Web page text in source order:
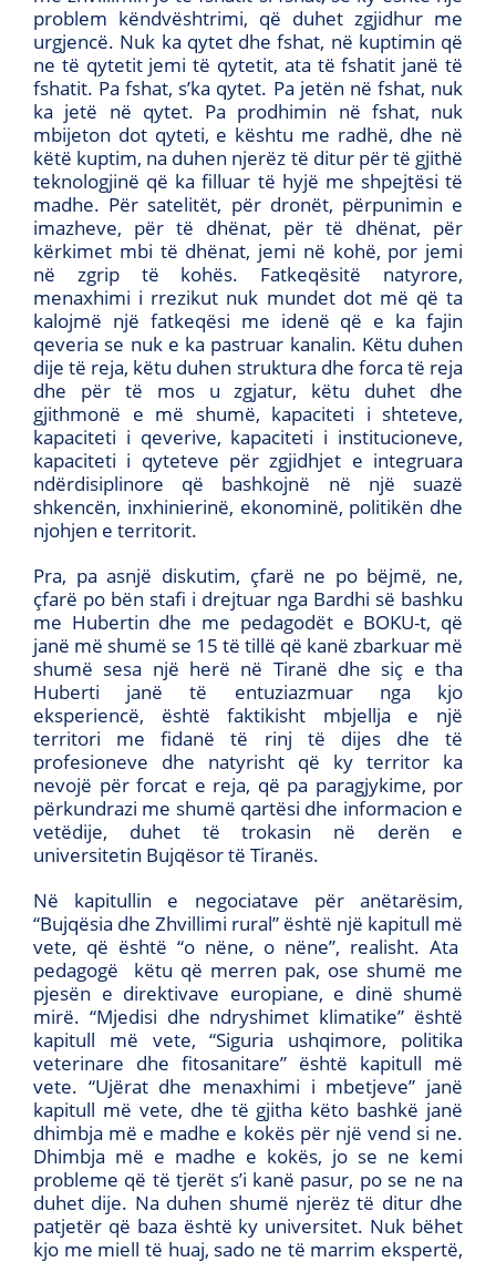
problem këndvështrimi, që duhet zgjidhur me
urgjencë. Nuk ka qytet dhe fshat, në kuptimin që
ne të qytetit jemi të qytetit, ata të fshatit janë të
fshatit. Pa fshat, s’ka qytet. Pa jetën në fshat, nuk
ka jetë në qytet. Pa prodhimin në fshat, nuk
mbijeton dot qyteti, e kështu me radhë, dhe në
këtë kuptim, na duhen njerëz të ditur për të gjithë
teknologjinë që ka filluar të hyjë me shpejtësi të
madhe. Për satelitët, për dronët, përpunimin e
imazheve, për të dhënat, për të dhënat, për
kërkimet mbi të dhënat, jemi në kohë, por jemi
në zgrip të kohës. Fatkeqësitë natyrore,
menaxhimi i rrezikut nuk mundet dot më që ta
kalojmë një fatkeqësi me idenë që e ka fajin
qeveria se nuk e ka pastruar kanalin. Këtu duhen
dije të reja, këtu duhen struktura dhe forca të reja
dhe për të mos u zgjatur, këtu duhet dhe
gjithmonë e më shumë, kapaciteti i shteteve,
kapaciteti i qeverive, kapaciteti i institucioneve,
kapaciteti i qyteteve për zgjidhjet e integruara
ndërdisiplinore që bashkojnë në një suazë
shkencën, inxhinierinë, ekonominë, politikën dhe
njohjen e territorit.
Pra, pa asnjë diskutim, çfarë ne po bëjmë, ne,
çfarë po bën stafi i drejtuar nga Bardhi së bashku
me Hubertin dhe me pedagodët e BOKU-t, që
janë më shumë se 15 të tillë që kanë zbarkuar më
shumë sesa një herë në Tiranë dhe siç e tha
Huberti janë të entuziazmuar nga kjo
eksperiencë, është faktikisht mbjellja e një
territori me fidanë të rinj të dijes dhe të
profesioneve dhe natyrisht që ky territor ka
nevojë për forcat e reja, që pa paragjykime, por
përkundrazi me shumë qartësi dhe informacion e
vetëdije, duhet të trokasin në derën e
universitetin Bujqësor të Tiranës.
Në kapitullin e negociatave për anëtarësim,
“Bujqësia dhe Zhvillimi rural” është një kapitull më
vete, që është “o nëne, o nëne”, realisht. Ata
pedagogë këtu që merren pak, ose shumë me
pjesën e direktivave europiane, e dinë shumë
mirë. “Mjedisi dhe ndryshimet klimatike” është
kapitull më vete, “Siguria ushqimore, politika
veterinare dhe fitosanitare” është kapitull më
vete. “Ujërat dhe menaxhimi i mbetjeve” janë
kapitull më vete, dhe të gjitha këto bashkë janë
dhimbja më e madhe e kokës për një vend si ne.
Dhimbja më e madhe e kokës, jo se ne kemi
probleme që të tjerët s’i kanë pasur, po se ne na
duhet dije. Na duhen shumë njerëz të ditur dhe
patjetër që baza është ky universitet. Nuk bëhet
kjo me miell të huaj, sado ne të marrim ekspertë,